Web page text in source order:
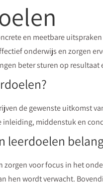
en meetbare
onderwijs en zorgen
beter sturen op resultaat
de gewenste uitkomst
middenstuk en
leerdoelen
zorgen voor focus in het
hen wordt verwacht.